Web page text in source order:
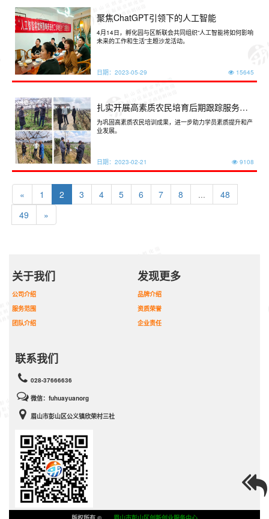
聚焦ChatGPT引领下的人工智能
4月14日，孵化园与区新联会共同组织“人工智能将如何影响
未来的工作和生活”主题沙龙活动。
日期： 2023-05-29 15645
扎实开展高素质农民培育后期跟踪服务活
动
为巩固高素质农民培训成果，进一步助力学员素质提升和产
业发展。
日期： 2023-02-21 9108
« 1 2 3 4 5 6 7 8 ...
48
49
»
关于我们
公司介绍
服务范围
团队介绍
发现更多
品牌介绍
资质荣誉
企业责任
联系我们
028-37666636
微信：fuhuayuanorg
眉山市彭山区公义镇欣荣村三社